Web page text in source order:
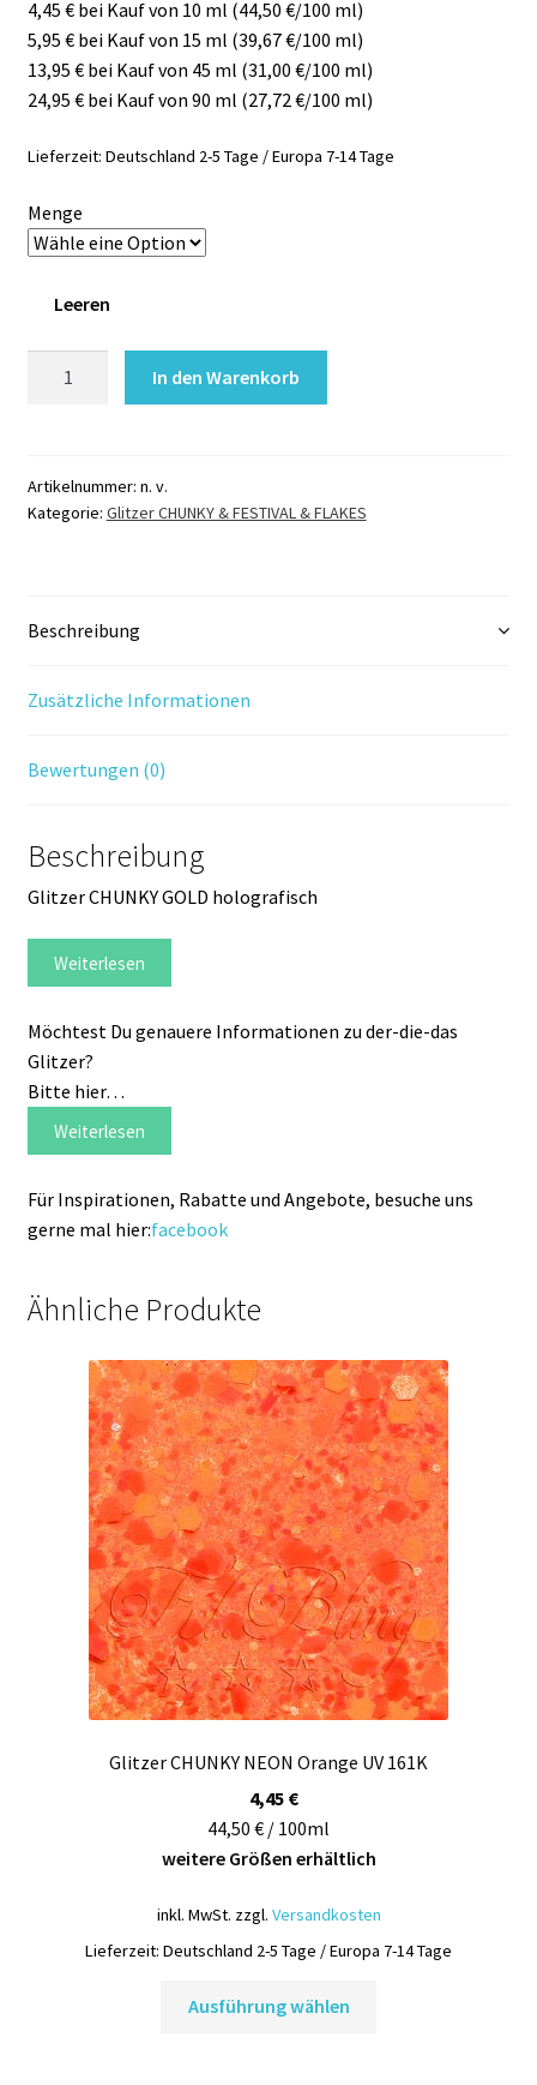
4,45 € bei Kauf von 10 ml (44,50 €/100 ml)
5,95 € bei Kauf von 15 ml (39,67 €/100 ml)
13,95 € bei Kauf von 45 ml (31,00 €/100 ml)
24,95 € bei Kauf von 90 ml (27,72 €/100 ml)
Lieferzeit: Deutschland 2-5 Tage / Europa 7-14 Tage
Menge
Leeren
207K
Menge
In den Warenkorb
Artikelnummer: n. v.
Kategorie: Glitzer CHUNKY & FESTIVAL & FLAKES
Beschreibung
Zusätzliche Informationen
Bewertungen (0)
Beschreibung
Glitzer CHUNKY GOLD holografisch
Weiterlesen
Möchtest Du genauere Informationen zu der-die-das
Glitzer?
Bitte hier…
Weiterlesen
Für Inspirationen, Rabatte und Angebote, besuche uns
gerne mal hier:facebook
Ähnliche Produkte
Glitzer CHUNKY NEON Orange UV 161K
4,45 €
44,50 € / 100ml
weitere Größen erhältlich
inkl. MwSt. zzgl. Versandkosten
Lieferzeit: Deutschland 2-5 Tage / Europa 7-14 Tage
Ausführung wählen